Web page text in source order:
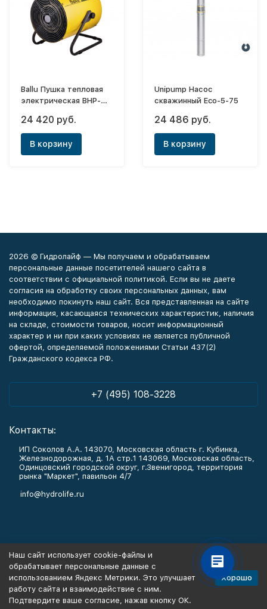
Ballu Пушка тепловая
электрическая BHP-
24 420 руб.
В корзину
Unipump Насос
скважинный Eco-5-75
24 486 руб.
В корзину
2026 © Гидролайф — Мы получаем и обрабатываем
персональные данные посетителей нашего сайта в
соответствии с официальной политикой. Если вы не даете
согласия на обработку своих персональных данных, вам
необходимо покинуть наш сайт. Вся представленная на сайте
информация, касающаяся технических характеристик, наличия
на складе, стоимости товаров, носит информационный
характер и ни при каких условиях не является публичной
офертой, определяемой положениями Статьи 437(2)
Гражданского кодекса РФ.
+7 (495) 108-3228
Контакты:
ИП Соколов А.А. 143070, Московская область г. Кубинка,
Железнодорожная, д. 1А стр.1 143069, Московская область,
Одинцовский городской округ, г.Звенигород, территория
рынка "Маркет", павильон 4/7
info@hydrolife.ru
Информация
Наш сайт использует cookie-файлы и
обрабатывает персональные данные с
использованием Яндекс Метрики. Это улучшает
работу сайта и взаимодействие с ним.
Подтвердите ваше согласие, нажав кнопку ОК.
Хорошо